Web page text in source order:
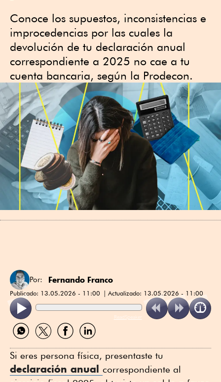
Conoce los supuestos, inconsistencias e
improcedencias por las cuales la
devolución de tu declaración anual
correspondiente a 2025 no cae a tu
cuenta bancaria, según la Prodecon.
Por: Fernando Franco
Publicado: 13.05.2026 - 11:00 Actualizado: 13.05.2026 - 11:00
ReadSpeaker
Compartir
por
Compartir
por
Compartir
por
Compartir
por
Si eres persona física, presentaste tu
declaración anual correspondiente al